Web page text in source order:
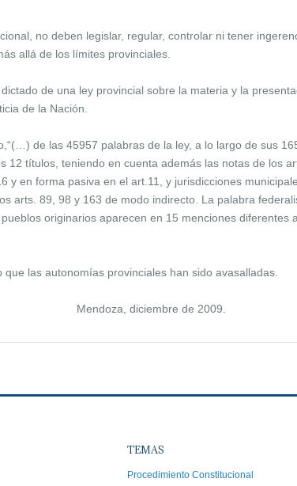
no deben legislar, regular, controlar ni tener
allá de los límites provinciales.
de una ley provincial sobre la materia y la
de la Nación.
de las 45957 palabras de la ley, a lo largo de sus
12 títulos, teniendo en cuenta además las notas de los
y en forma pasiva en el art.11, y jurisdicciones
arts. 89, 98 y 163 de modo indirecto. La palabra
originarios aparecen en 15 menciones diferentes
las autonomías provinciales han sido avasalladas.
Mendoza, diciembre de 2009.
TEMAS
Procedimiento Constitucional